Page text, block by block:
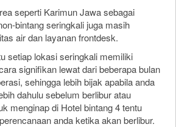
seperti Karimun Jawa sebagai
bintang seringkali juga masih
air dan layanan frontdesk.
setiap lokasi seringkali memiliki
signifikan lewat dari beberapa bulan
sehingga lebih bijak apabila anda
dahulu sebelum berlibur atau
menginap di Hotel bintang 4 tentu
anda ketika akan berlibur.